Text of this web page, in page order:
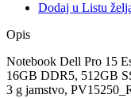
Dodaj u Listu
Opis
Notebook Dell Pro 15
16GB DDR5, 512GB
3 g jamstvo,